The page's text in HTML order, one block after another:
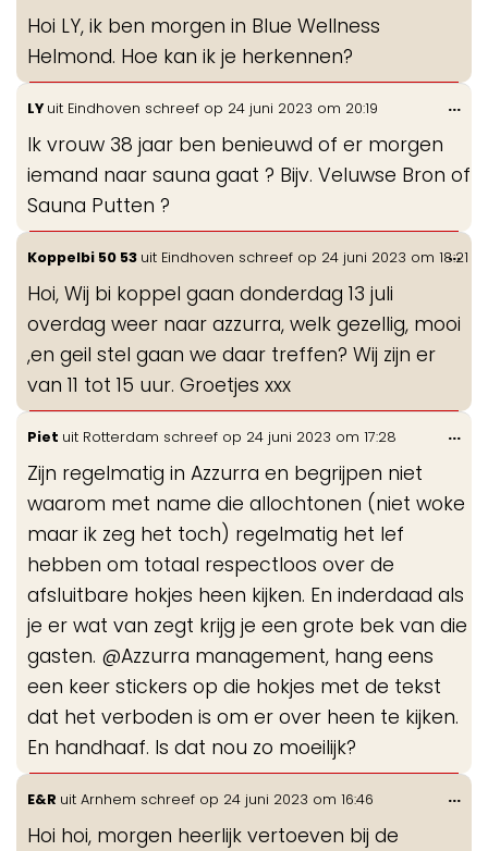
Hoi LY, ik ben morgen in Blue Wellness
Helmond. Hoe kan ik je herkennen?
LYuit Eindhoven schreef op 24 juni 2023 om 20:19
Ik vrouw 38 jaar ben benieuwd of er morgen
iemand naar sauna gaat ? Bijv. Veluwse Bron of
Sauna Putten ?
...
Koppelbi 50 53 uit Eindhoven schreef op 24 juni 2023 om 18:21
Hoi, Wij bi koppel gaan donderdag 13 juli
overdag weer naar azzurra, welk gezellig, mooi
,en geil stel gaan we daar treffen? Wij zijn er
van 11 tot 15 uur. Groetjes xxx
...
Piet uit Rotterdam schreef op 24 juni 2023 om 17:28
Zijn regelmatig in Azzurra en begrijpen niet
waarom met name die allochtonen (niet woke
maar ik zeg het toch) regelmatig het lef
hebben om totaal respectloos over de
afsluitbare hokjes heen kijken. En inderdaad als
je er wat van zegt krijg je een grote bek van die
gasten. @Azzurra management, hang eens
een keer stickers op die hokjes met de tekst
dat het verboden is om er over heen te kijken.
En handhaaf. Is dat nou zo moeilijk?
...
E&R uit Arnhem schreef op 24 juni 2023 om 16:46
Hoi hoi, morgen heerlijk vertoeven bij de
...